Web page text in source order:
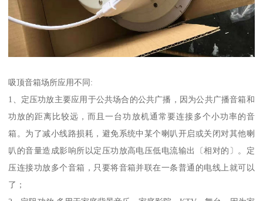
吸顶音箱场所应用不同:
1、定压功放主要应用于公共场合的公共广播，因为公共广播音箱和
功放的距离比较远，而且一台功放机通常要连接多个小功率的音
箱。为了减小线路损耗，避免系统中某个喇叭开启或关闭对其他喇
叭的音量造成影响所以定压功放高电压低电流输出〔相对的〕。定
压连接功放多个音箱，只要将音箱并联在一条普通的电线上就可以
了；